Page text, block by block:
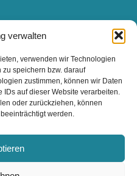
verwalten
verwenden wir Technologien
speichern bzw. darauf
zustimmen, können wir Daten
auf dieser Website verarbeiten.
oder zurückziehen, können
werden.
login